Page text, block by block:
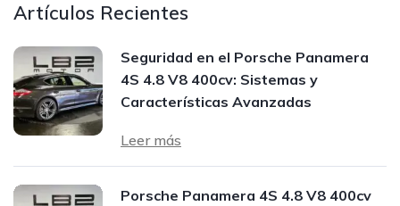
Artículos Recientes
Seguridad en el Porsche Panamera
4S 4.8 V8 400cv: Sistemas y
Características Avanzadas
Leer más
Porsche Panamera 4S 4.8 V8 400cv